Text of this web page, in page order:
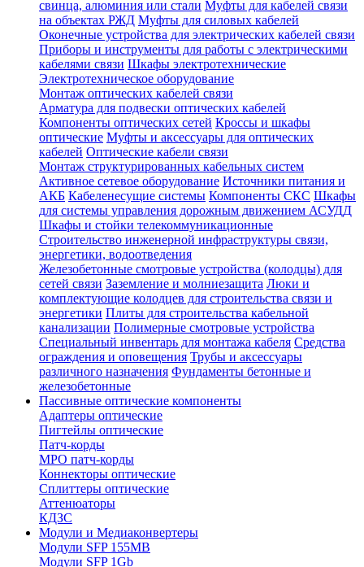
свинца, алюминия или стали Муфты для кабелей связи
на объектах РЖД Муфты для силовых кабелей
Оконечные устройства для электрических кабелей связи
Приборы и инструменты для работы с электрическими
кабелями связи Шкафы электротехнические
Электротехническое оборудование
Монтаж оптических кабелей связи
Арматура для подвески оптических кабелей
Компоненты оптических сетей Кроссы и шкафы
оптические Муфты и аксессуары для оптических
кабелей Оптические кабели связи
Монтаж структурированных кабельных систем
Активное сетевое оборудование Источники питания и
АКБ Кабеленесущие системы Компоненты СКС Шкафы
для системы управления дорожным движением АСУДД
Шкафы и стойки телекоммуникационные
Строительство инженерной инфраструктуры связи,
энергетики, водоотведения
Железобетонные смотровые устройства (колодцы) для
сетей связи Заземление и молниезащита Люки и
комплектующие колодцев для строительства связи и
энергетики Плиты для строительства кабельной
канализации Полимерные смотровые устройства
Специальный инвентарь для монтажа кабеля Средства
ограждения и оповещения Трубы и аксессуары
различного назначения Фундаменты бетонные и
железобетонные
Пассивные оптические компоненты
Адаптеры оптические
Пигтейлы оптические
Патч-корды
MPO патч-корды
Коннекторы оптические
Сплиттеры оптические
Аттенюаторы
КДЗС
Модули и Медиаконвертеры
Модули SFP 155MB
Модули SFP 1Gb